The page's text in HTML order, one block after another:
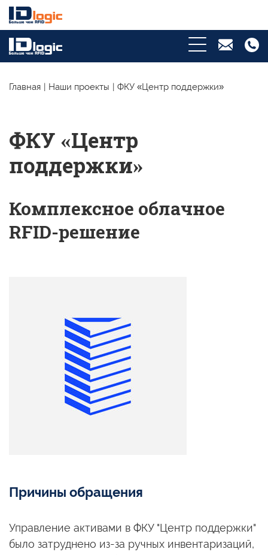
Главная | Наши проекты | ФКУ «Центр поддержки»
ФКУ «Центр
поддержки»
Комплексное облачное
RFID-решение
Причины обращения
Управление активами в ФКУ "Центр поддержки"
было затруднено из-за ручных инвентаризаций,